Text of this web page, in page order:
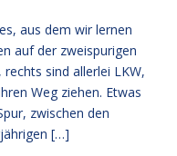
aus dem wir lernen
auf der zweispurigen
sind allerlei LKW,
Weg ziehen. Etwas
zwischen den
[…]